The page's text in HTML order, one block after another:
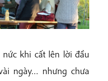
khi cất lên lời đầu
ngày… nhưng chưa